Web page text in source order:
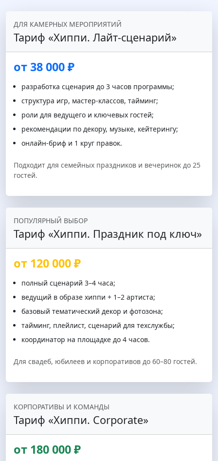
ДЛЯ КАМЕРНЫХ МЕРОПРИЯТИЙ
Тариф «Хиппи. Лайт‑сценарий»
от 38 000 ₽
разработка сценария до 3 часов программы;
структура игр, мастер-классов, тайминг;
роли для ведущего и ключевых гостей;
рекомендации по декору, музыке, кейтерингу;
онлайн‑бриф и 1 круг правок.
Подходит для семейных праздников и вечеринок до 25
гостей.
ПОПУЛЯРНЫЙ ВЫБОР
Тариф «Хиппи. Праздник под ключ»
от 120 000 ₽
полный сценарий 3–4 часа;
ведущий в образе хиппи + 1–2 артиста;
базовый тематический декор и фотозона;
тайминг, плейлист, сценарий для техслужбы;
координатор на площадке до 4 часов.
Для свадеб, юбилеев и корпоративов до 60–80 гостей.
КОРПОРАТИВЫ И КОМАНДЫ
Тариф «Хиппи. Corporate»
от 180 000 ₽